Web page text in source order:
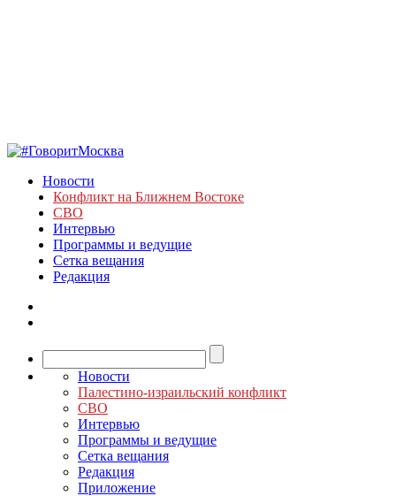
Новости
Конфликт на Ближнем Востоке
СВО
Интервью
Программы и ведущие
Сетка вещания
Редакция
Новости
Палестино-израильский конфликт
СВО
Интервью
Программы и ведущие
Сетка вещания
Редакция
Приложение